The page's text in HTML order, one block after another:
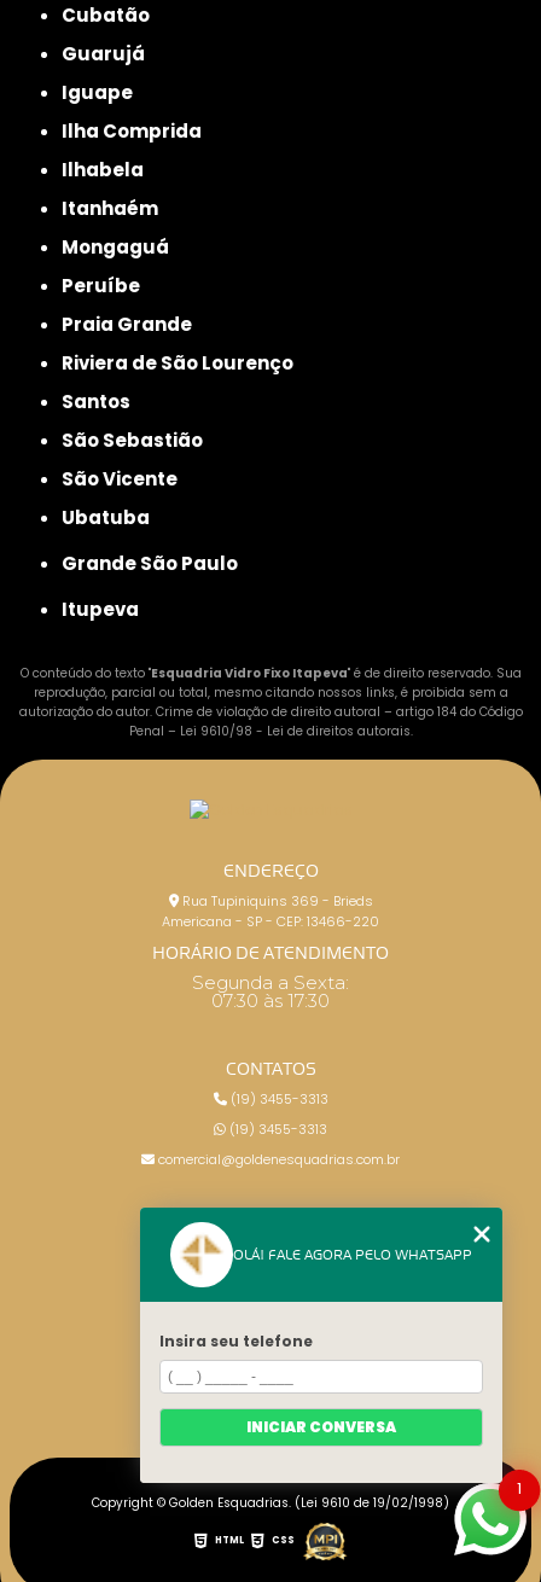
Cubatão
Guarujá
Iguape
Ilha Comprida
Ilhabela
Itanhaém
Mongaguá
Peruíbe
Praia Grande
Riviera de São Lourenço
Santos
São Sebastião
São Vicente
Ubatuba
Grande São Paulo
Itupeva
O conteúdo do texto "Esquadria Vidro Fixo Itapeva" é de direito reservado. Sua
reprodução, parcial ou total, mesmo citando nossos links, é proibida sem a
autorização do autor. Crime de violação de direito autoral – artigo 184 do Código
Penal – Lei 9610/98 - Lei de direitos autorais.
ENDEREÇO
Rua Tupiniquins 369 - Brieds
Americana - SP - CEP: 13466-220
HORÁRIO DE ATENDIMENTO
Segunda a Sexta:
07:30 às 17:30
CONTATOS
(19) 3455-3313
(19) 3455-3313
comercial@goldenesquadrias.com.br
HOME
CATEGORIAS
MAPA DO SITE
Copyright © Golden Esquadrias. (Lei 9610 de 19/02/1998)
HTML CSS
1
OLÁ! FALE AGORA PELO WHATSAPP
Insira seu telefone
INICIAR CONVERSA